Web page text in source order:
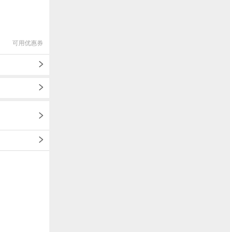
可用优惠券